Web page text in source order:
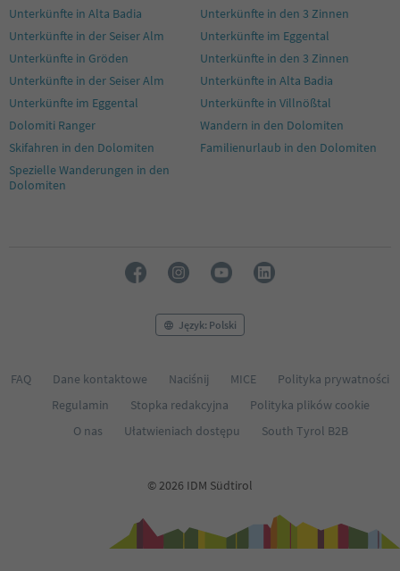
46
47
48
49
51
52
53
54
55
Unterkünfte in Alta Badia
Unterkünfte in den 3 Zinnen
Unterkünfte in der Seiser Alm
Unterkünfte im Eggental
Unterkünfte in Gröden
Unterkünfte in den 3 Zinnen
Unterkünfte in der Seiser Alm
Unterkünfte in Alta Badia
Unterkünfte im Eggental
Unterkünfte in Villnößtal
Dolomiti Ranger
Wandern in den Dolomiten
Skifahren in den Dolomiten
Familienurlaub in den Dolomiten
Spezielle Wanderungen in den
Dolomiten
Język: Polski
FAQ Dane kontaktowe Naciśnij MICE
Polityka prywatności
Regulamin
Stopka redakcyjna
Polityka plików cookie
O nas
Ułatwieniach dostępu South Tyrol B2B
© 2026 IDM Südtirol